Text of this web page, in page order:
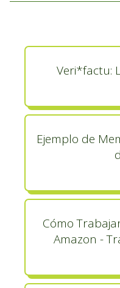
Veri*factu:
Ejemplo de
Cómo
Amazon -